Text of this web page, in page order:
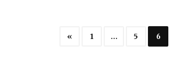
« 1 … 5 6